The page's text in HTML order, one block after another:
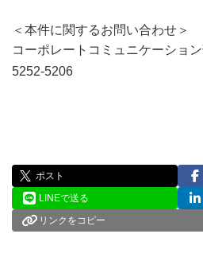
＜本件に関するお問い合わせ＞
コーポレートコミュニケーション
5252-5206
ポスト
LINEで送る
リンクをコピー